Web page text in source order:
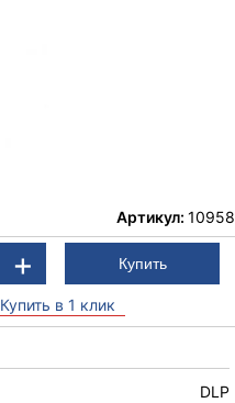
Артикул: 10958
+
Купить в 1 клик
DLP